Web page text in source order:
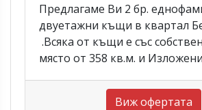
Предлагаме Ви 2 бр.
двуетажни къщи в квартал
.Всяка от къщи е със
място от 358 кв.м. и
Виж офертата